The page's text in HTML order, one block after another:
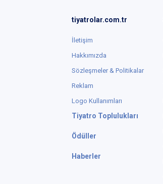
tiyatrolar.com.tr
İletişim
Hakkımızda
Sözleşmeler & Politikalar
Reklam
Logo Kullanımları
Tiyatro Toplulukları
Ödüller
Haberler